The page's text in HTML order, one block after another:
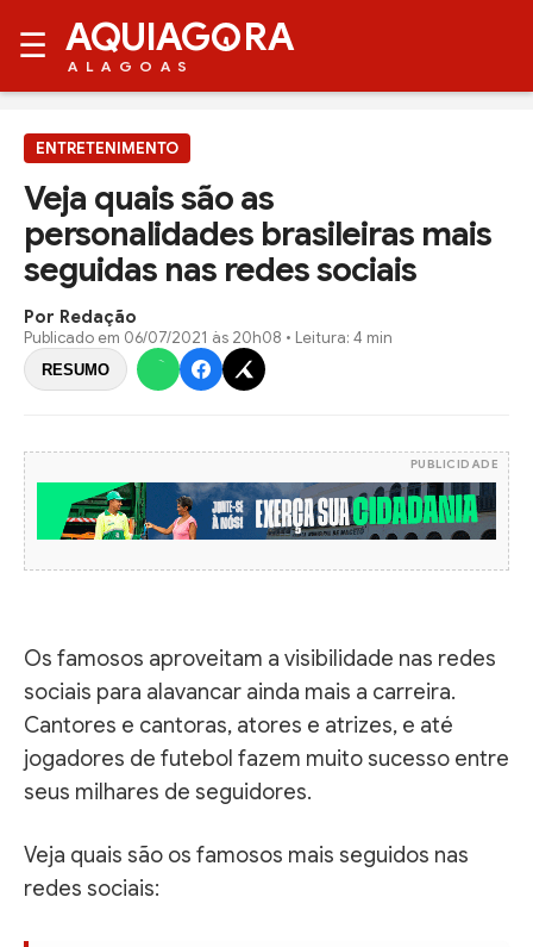
☰ AQUIAG RA
ALAGOAS
ENTRETENIMENTO
Veja quais são as
personalidades brasileiras mais
seguidas nas redes sociais
Por Redação
Publicado em 06/07/2021 às 20h08 • Leitura: 4 min
RESUMO
PUBLICIDADE
Os famosos aproveitam a visibilidade nas redes
sociais para alavancar ainda mais a carreira.
Cantores e cantoras, atores e atrizes, e até
jogadores de futebol fazem muito sucesso entre
seus milhares de seguidores.
Veja quais são os famosos mais seguidos nas
redes sociais: